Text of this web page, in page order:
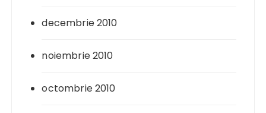
decembrie 2010
noiembrie 2010
octombrie 2010